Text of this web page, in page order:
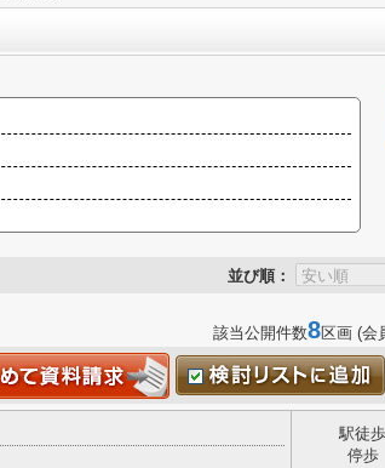
並び順：
該当公開件数8区画 (会
駅徒歩
停歩